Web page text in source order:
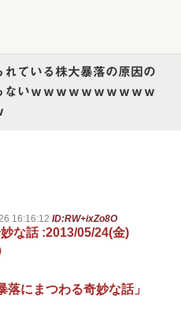
れている株大暴落の原因の
ないｗｗｗｗｗｗｗｗｗｗ
16:16:12 ID:RW+ixZo8O
な話 :2013/05/24(金)
にまつわる奇妙な話」